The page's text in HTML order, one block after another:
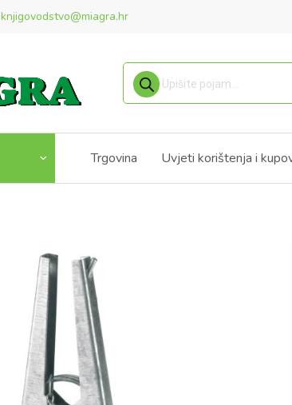
knjigovodstvo@miagra.hr
Products search
Trgovina Uvjeti korištenja i